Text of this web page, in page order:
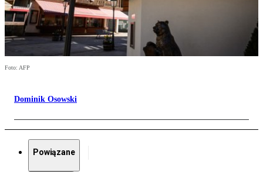
Foto: AFP
Dominik Osowski
Powiązane